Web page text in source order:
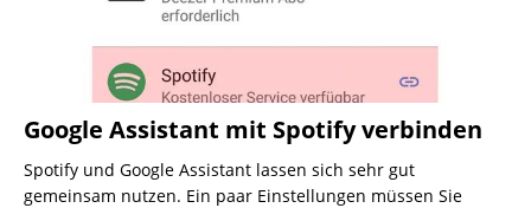
Google Assistant mit Spotify verbinden
Spotify und Google Assistant lassen sich sehr gut
gemeinsam nutzen. Ein paar Einstellungen müssen Sie